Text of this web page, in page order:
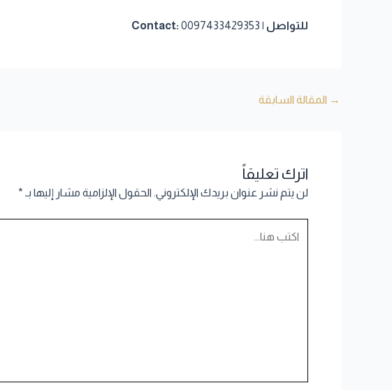
للتواصل | Contact: 0097433429353
→ المقالة السابقة
اترك تعليقاً
لن يتم نشر عنوان بريدك الإلكتروني. الحقول الإلزامية مشار إليها بـ *
هنا...